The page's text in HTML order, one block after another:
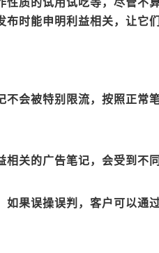
性质的试用试吃等，尽管不
布时能申明利益相关，让它
不会被特别限流，按照正常
相关的广告笔记，会受到不
如果误操误判，客户可以通